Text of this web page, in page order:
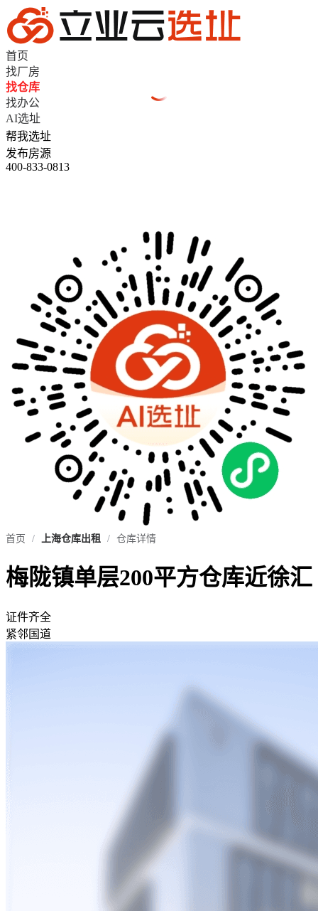
首页
找厂房
找仓库
找办公
AI选址
帮我选址
发布房源
400-833-0813
首页 / 上海仓库出租 / 仓库详情
梅陇镇单层200平方仓库近徐汇
证件齐全
紧邻国道